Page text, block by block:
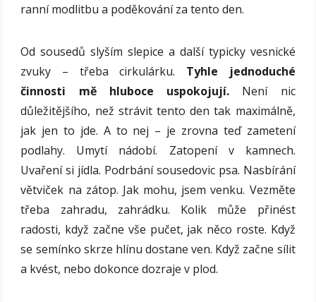
ranní modlitbu a poděkování za tento den.
Od sousedů slyším slepice a další typicky vesnické
zvuky – třeba cirkulárku. Tyhle jednoduché
činnosti mě hluboce uspokojují. Není nic
důležitějšího, než strávit tento den tak maximálně,
jak jen to jde. A to nej – je zrovna teď zametení
podlahy. Umytí nádobí. Zatopení v kamnech.
Uvaření si jídla. Podrbání sousedovic psa. Nasbírání
větviček na zátop. Jak mohu, jsem venku. Vezměte
třeba zahradu, zahrádku. Kolik může přinést
radosti, když začne vše pučet, jak něco roste. Když
se semínko skrze hlínu dostane ven. Když začne sílit
a kvést, nebo dokonce dozraje v plod.